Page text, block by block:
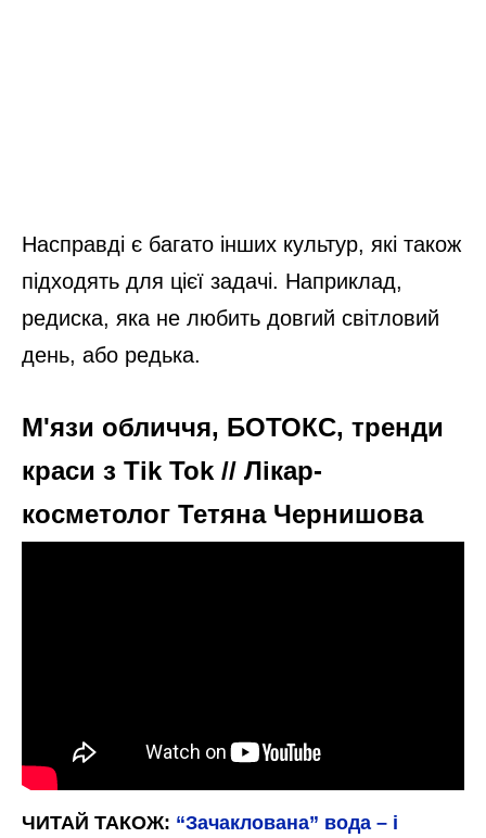
Насправді є багато інших культур, які також
підходять для цієї задачі. Наприклад,
редиска, яка не любить довгий світловий
день, або редька.
М'язи обличчя, БОТОКС, тренди
краси з Tik Tok // Лікар-
косметолог Тетяна Чернишова
ЧИТАЙ ТАКОЖ: “Зачаклована” вода – і